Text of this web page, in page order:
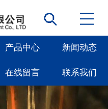
产品中心 新闻动态
在线留言 联系我们